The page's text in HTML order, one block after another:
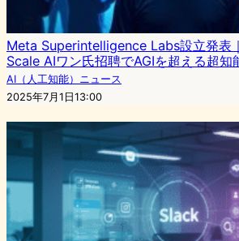
Meta Superintelligence Labs設立発表
Scale AIワン氏招聘でAGIを超える超知
AI（人工知能）ニュース
2025年7月1日13:00